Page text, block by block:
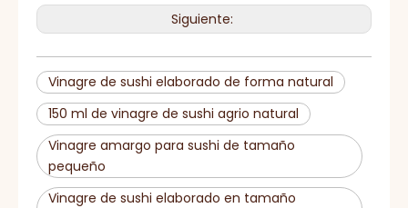
Certificado
HACCP, BRC, IFS, HALAL,
Siguiente:
Vinagre de sushi elaborado de forma natural
150 ml de vinagre de sushi agrio natural
Vinagre amargo para sushi de tamaño
pequeño
Vinagre de sushi elaborado en tamaño